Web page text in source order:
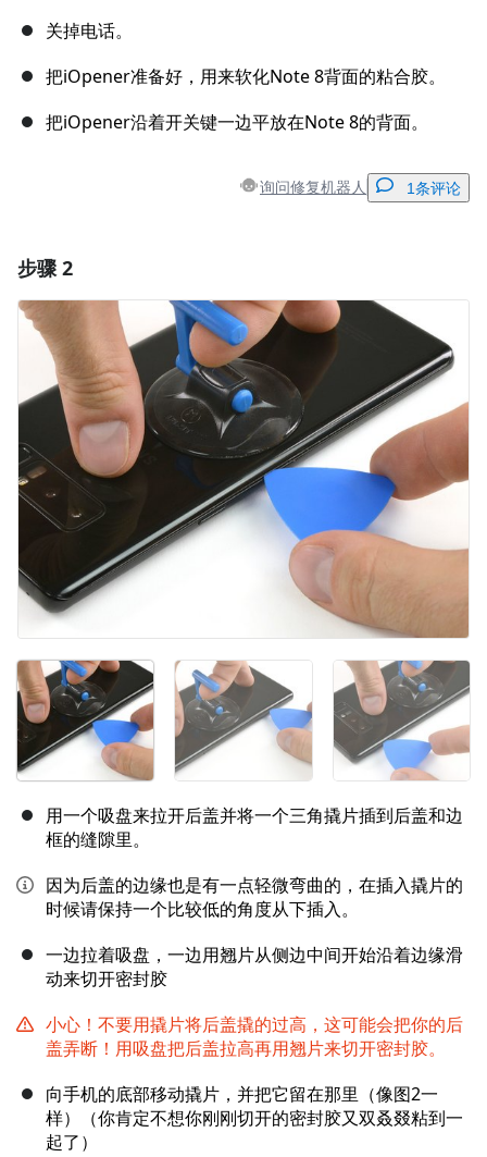
关掉电话。
把iOpener准备好，用来软化Note 8背面的粘合胶。
把iOpener沿着开关键一边平放在Note 8的背面。
询问修复机器人 1条评论
添加评论
取消 发帖评论
步骤 2
用一个吸盘来拉开后盖并将一个三角撬片插到后盖和边
框的缝隙里。
因为后盖的边缘也是有一点轻微弯曲的，在插入撬片的
时候请保持一个比较低的角度从下插入。
一边拉着吸盘，一边用翘片从侧边中间开始沿着边缘滑
动来切开密封胶
小心！不要用撬片将后盖撬的过高，这可能会把你的后
盖弄断！用吸盘把后盖拉高再用翘片来切开密封胶。
向手机的底部移动撬片，并把它留在那里（像图2一
样）（你肯定不想你刚刚切开的密封胶又双叒叕粘到一
起了）